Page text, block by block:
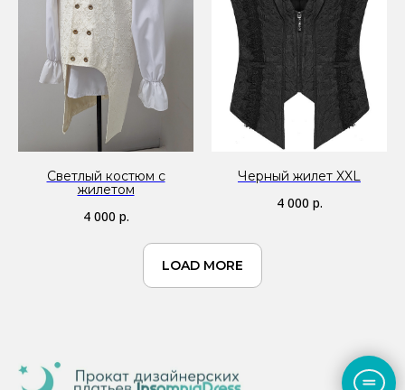
Светлый костюм с
жилетом
4 000 р.
Черный жилет XXL
4 000 р.
LOAD MORE